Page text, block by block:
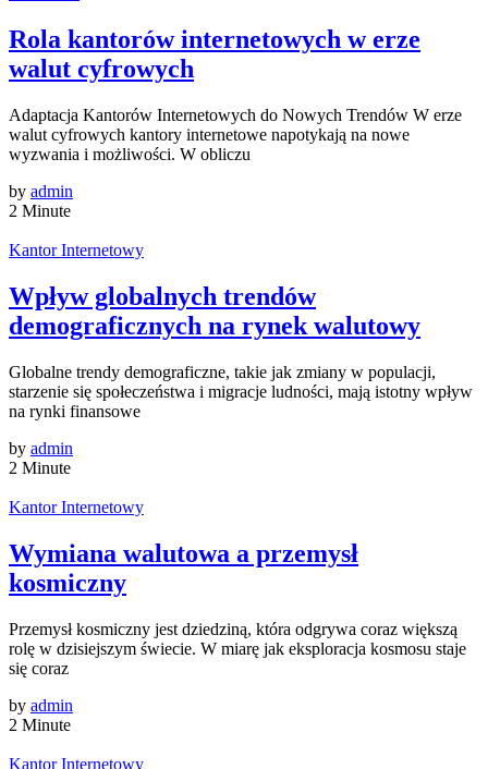
Rola kantorów internetowych w erze
walut cyfrowych
Adaptacja Kantorów Internetowych do Nowych Trendów W erze
walut cyfrowych kantory internetowe napotykają na nowe
wyzwania i możliwości. W obliczu
by admin
2 Minute
Kantor Internetowy
Wpływ globalnych trendów
demograficznych na rynek walutowy
Globalne trendy demograficzne, takie jak zmiany w populacji,
starzenie się społeczeństwa i migracje ludności, mają istotny wpływ
na rynki finansowe
by admin
2 Minute
Kantor Internetowy
Wymiana walutowa a przemysł
kosmiczny
Przemysł kosmiczny jest dziedziną, która odgrywa coraz większą
rolę w dzisiejszym świecie. W miarę jak eksploracja kosmosu staje
się coraz
by admin
2 Minute
Kantor Internetowy